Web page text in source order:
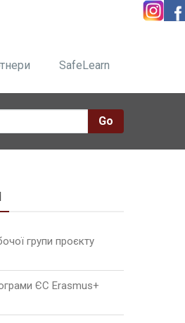
SafeLearn
Go
групи проєкту
ЄС Erasmus+